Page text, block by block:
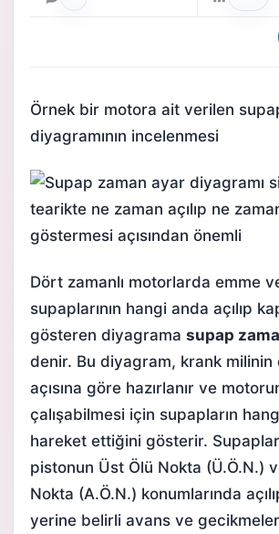
Örnek bir motora ait verilen
diyagramının incelenmesi
Dört zamanlı motorlarda emme
supaplarının hangi anda açılıp
gösteren diyagrama supap
denir. Bu diyagram, krank milinin
açısına göre hazırlanır ve
çalışabilmesi için supapların
hareket ettiğini gösterir.
pistonun Üst Ölü Nokta (Ü.Ö.N.)
Nokta (A.Ö.N.) konumlarında
yerine belirli avans ve